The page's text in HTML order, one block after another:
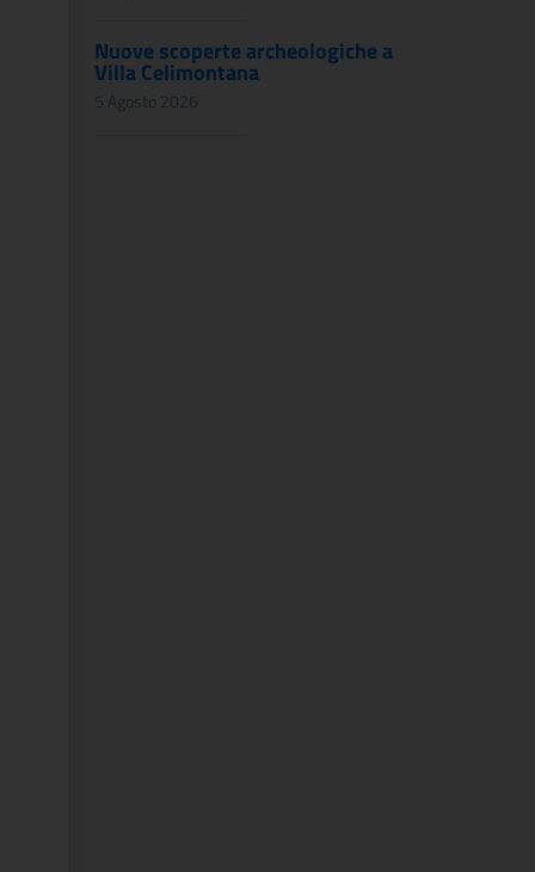
Nuove scoperte archeologiche a
Villa Celimontana
5 Agosto 2026